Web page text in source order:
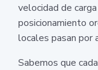
velocidad de
posicionamiento
locales pasan por
Sabemos que